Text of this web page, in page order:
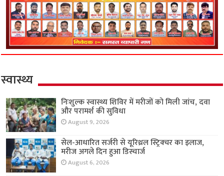
स्वास्थ्य
निःशुल्क स्वास्थ्य शिविर में मरीजों को मिली जांच, दवा
और परामर्श की सुविधा
August 9, 2026
सेल-आधारित सर्जरी से यूरिथ्रल स्ट्रिक्चर का इलाज,
मरीज अगले दिन हुआ डिस्चार्ज
August 6, 2026